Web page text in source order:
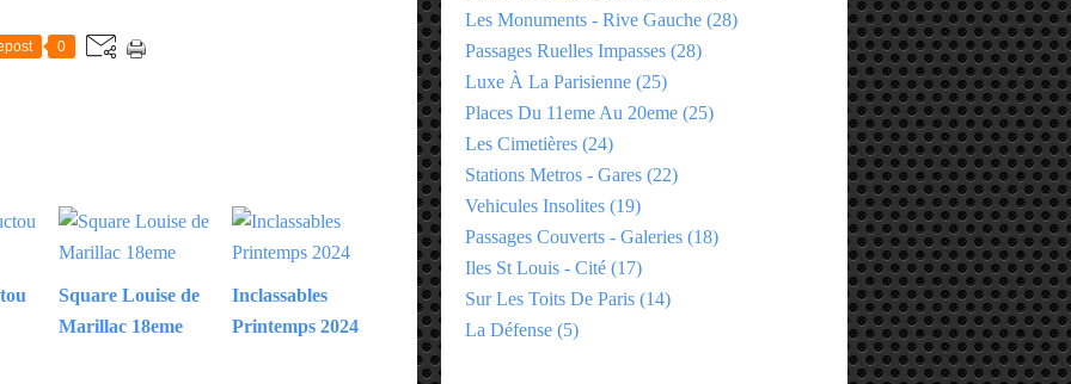
0
Square Louise de
Marillac 18eme
Inclassables
Printemps 2024
Les Monuments - Rive Gauche (28)
Passages Ruelles Impasses (28)
Luxe À La Parisienne (25)
Places Du 11eme Au 20eme (25)
Les Cimetières (24)
Stations Metros - Gares (22)
Vehicules Insolites (19)
Passages Couverts - Galeries (18)
Iles St Louis - Cité (17)
Sur Les Toits De Paris (14)
La Défense (5)